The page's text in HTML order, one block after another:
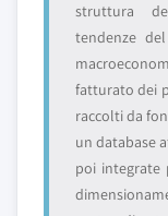
struttura
tendenze
fatturato dei
raccolti da
un database
poi integrate